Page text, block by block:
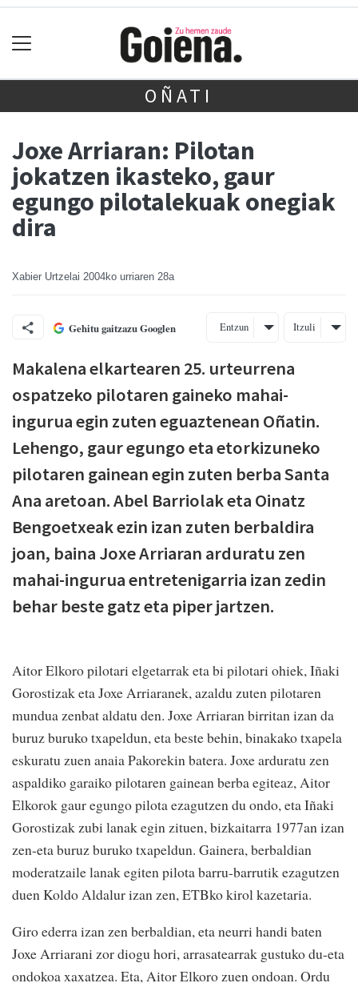
OÑATI
Joxe Arriaran: Pilotan
jokatzen ikasteko, gaur
egungo pilotalekuak onegiak
dira
Xabier Urtzelai 2004ko urriaren 28a
Gehitu gaitzazu Googlen Entzun Itzuli
Makalena elkartearen 25. urteurrena
ospatzeko pilotaren gaineko mahai-
ingurua egin zuten eguaztenean Oñatin.
Lehengo, gaur egungo eta etorkizuneko
pilotaren gainean egin zuten berba Santa
Ana aretoan. Abel Barriolak eta Oinatz
Bengoetxeak ezin izan zuten berbaldira
joan, baina Joxe Arriaran arduratu zen
mahai-ingurua entretenigarria izan zedin
behar beste gatz eta piper jartzen.
Aitor Elkoro pilotari elgetarrak eta bi pilotari ohiek, Iñaki
Gorostizak eta Joxe Arriaranek, azaldu zuten pilotaren
mundua zenbat aldatu den. Joxe Arriaran birritan izan da
buruz buruko txapeldun, eta beste behin, binakako txapela
eskuratu zuen anaia Pakorekin batera. Joxe arduratu zen
aspaldiko garaiko pilotaren gainean berba egiteaz, Aitor
Elkorok gaur egungo pilota ezagutzen du ondo, eta Iñaki
Gorostizak zubi lanak egin zituen, bizkaitarra 1977an izan
zen-eta buruz buruko txapeldun. Gainera, berbaldian
moderatzaile lanak egiten pilota barru-barrutik ezagutzen
duen Koldo Aldalur izan zen, ETBko kirol kazetaria.
Giro ederra izan zen berbaldian, eta neurri handi baten
Joxe Arriarani zor diogu hori, arrasatearrak gustuko du-eta
ondokoa xaxatzea. Eta, Aitor Elkoro zuen ondoan. Ordu